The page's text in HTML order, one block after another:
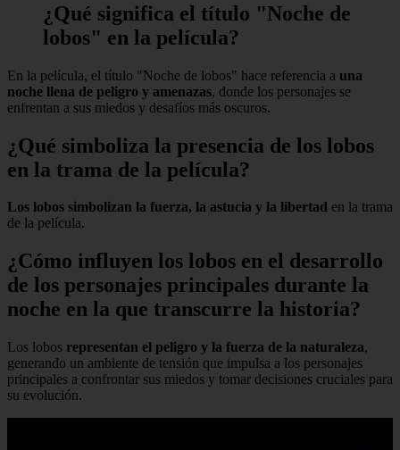
¿Qué significa el título "Noche de
lobos" en la película?
En la película, el título "Noche de lobos" hace referencia a una
noche llena de peligro y amenazas, donde los personajes se
enfrentan a sus miedos y desafíos más oscuros.
¿Qué simboliza la presencia de los lobos
en la trama de la película?
Los lobos simbolizan la fuerza, la astucia y la libertad en la trama
de la película.
¿Cómo influyen los lobos en el desarrollo
de los personajes principales durante la
noche en la que transcurre la historia?
Los lobos representan el peligro y la fuerza de la naturaleza,
generando un ambiente de tensión que impulsa a los personajes
principales a confrontar sus miedos y tomar decisiones cruciales para
su evolución.